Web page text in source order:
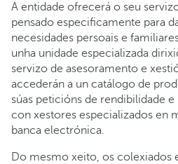
A entidade ofrecerá o seu
pensado especificamente para
necesidades persoais e
unha unidade especializada
servizo de asesoramento e
accederán a un catálogo de
súas peticións de rendibilidade
con xestores especializados en
banca electrónica.
Do mesmo xeito, os colexiados